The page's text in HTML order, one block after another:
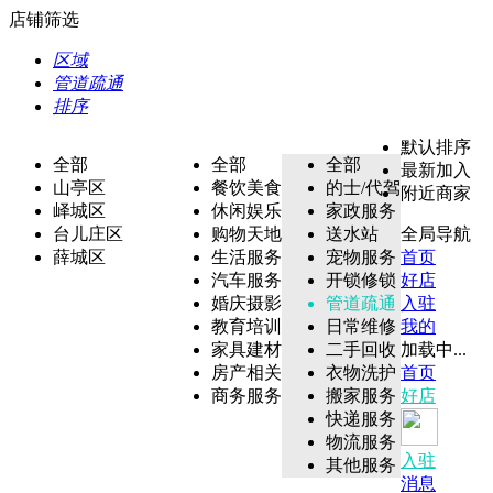
店铺筛选
区域
管道疏通
排序
全部
山亭区
峄城区
台儿庄区
薛城区
全部
餐饮美食
休闲娱乐
购物天地
生活服务
汽车服务
婚庆摄影
教育培训
家具建材
房产相关
商务服务
全部
的士/代驾
家政服务
送水站
宠物服务
开锁修锁
管道疏通
日常维修
二手回收
衣物洗护
搬家服务
快递服务
物流服务
其他服务
默认排序
最新加入
附近商家
全局导航
首页
好店
入驻
我的
加载中...
首页
好店
入驻
消息